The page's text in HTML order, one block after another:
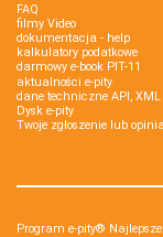
FAQ
filmy Video
dokumentacja - help
kalkulatory podatkowe
darmowy e-book PIT-11
aktualności e-pity
dane techniczne API, XML
Dysk e-pity
Twoje zgłoszenie lub opinia
Program e-pity® Najlepsze